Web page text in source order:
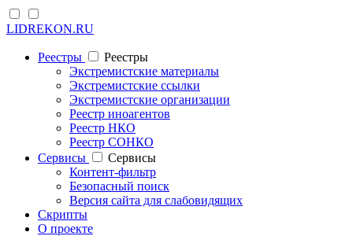
LIDREKON.RU
Реестры
Реестры
Экстремистские материалы
Экстремистские ссылки
Экстремистские организации
Реестр иноагентов
Реестр НКО
Реестр СОНКО
Cервисы
Cервисы
Контент-фильтр
Безопасный поиск
Версия сайта для слабовидящих
Скрипты
О проекте